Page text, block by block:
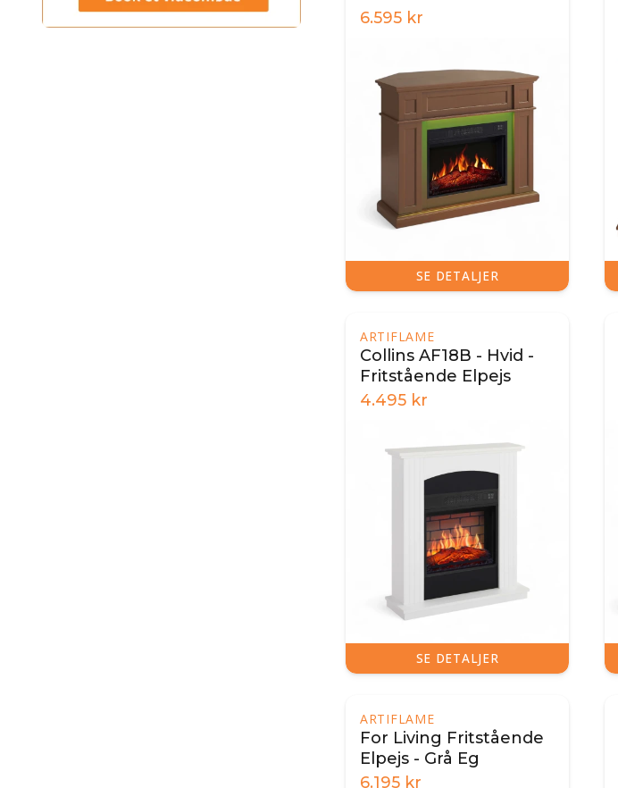
6.595 kr
SE DETALJER
ARTIFLAME
Collins AF18B - Hvid -
Fritstående Elpejs
4.495 kr
SE DETALJER
ARTIFLAME
For Living Fritstående
Elpejs - Grå Eg
6.195 kr